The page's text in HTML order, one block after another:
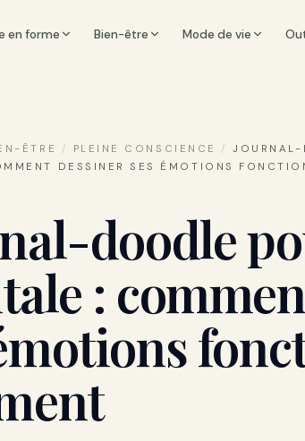
en forme Bien-être Mode de vie
ÊTRE / PLEINE CONSCIENCE /
JOURNAL-
DESSINER SES ÉMOTIONS
doodle
: